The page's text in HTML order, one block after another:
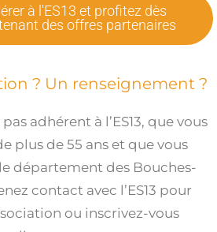
à l'ES13 et profitez dès
des offres partenaires
? Un renseignement ?
pas adhérent à l’ES13, que vous
plus de 55 ans et que vous
département des Bouches-
contact avec l’ES13 pour
ou inscrivez-vous